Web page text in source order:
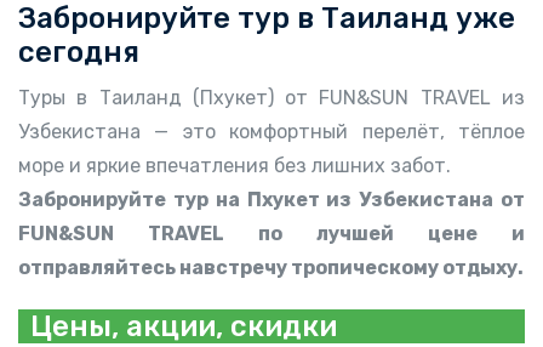
Забронируйте тур в Таиланд уже
сегодня
Туры в Таиланд (Пхукет) от FUN&SUN TRAVEL из
Узбекистана — это комфортный перелёт, тёплое
море и яркие впечатления без лишних забот.
Забронируйте тур на Пхукет из Узбекистана от
FUN&SUN TRAVEL по лучшей цене и
отправляйтесь навстречу тропическому отдыху.
Цены, акции, скидки